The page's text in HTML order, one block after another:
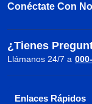
Conéctate Con
¿Tienes
Llámanos 24/7 a
Enlaces Rápidos